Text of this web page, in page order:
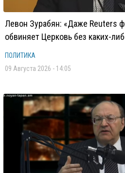
Левон Зурабян: «Даже Reuters
обвиняет Церковь без каких-
ПОЛИТИКА
09 Августа 2026 - 14:05